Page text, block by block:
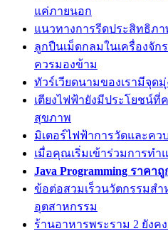
แค่ภายนอก
แนวทางการรีดประสิทธิภา
ลูกปืนเม็ดกลมในเครื่องจั
ควรมองข้าม
ทัวร์เวียดนามของเรามีจุด
เตียงไฟฟ้ายังมีประโยชน์
สุขภาพ
มิเตอร์ไฟฟ้าการวัดและค
เมื่อคุณเริ่มเข้าร่วมการทำ
Java Programming ราค
ข้อต่อสวมเร็วนวัตกรรมสำ
อุตสาหกรรม
ร้านอาหารพระราม 2 ยังค